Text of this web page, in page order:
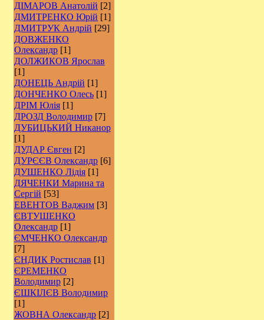
ДІМАРОВ Анатолій [2]
ДМИТРЕНКО Юрій [1]
ДМИТРУК Андрій [29]
ДОВЖЕНКО
Олександр [1]
ДОЛЖИКОВ Ярослав
[1]
ДОНЕЦЬ Андрій [1]
ДОНЧЕНКО Олесь [1]
ДРІМ Юлія [1]
ДРОЗД Володимир [7]
ДУБИЦЬКИЙ Никанор
[1]
ДУДАР Євген [2]
ДУРЄЄВ Олександр [6]
ДУШЕНКО Лідія [1]
ДЯЧЕНКИ Марина та
Сергій [53]
ЕВЕНТОВ Ваджим [3]
ЄВТУШЕНКО
Олександр [1]
ЄМЧЕНКО Олександр
[7]
ЄНДИК Ростислав [1]
ЄРЕМЕНКО
Володимир [2]
ЄШКІЛЄВ Володимир
[1]
ЖОВНА Олександр [2]